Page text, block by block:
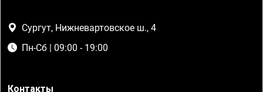
Сургут, Нижневартовское ш., 4
Пн-Сб | 09:00 - 19:00
Контакты